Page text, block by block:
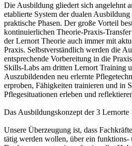
Die Ausbildung gliedert sich angelehnt
etablierte System der dualen
praktische Phasen. Der große Vorteil
kontinuierlichen Theorie-Praxis-
der Lernort Theorie auch immer mit
Praxis. Selbstverständlich werden die
entsprechende Vorbereitung in die
Skills-Labs am dritten Lernort Training
Auszubildenden neu erlernte
erproben, Fähigkeiten trainieren und in
Pflegesituationen erleben und
Das Ausbildungskonzept der 3 Lernorte
Unsere Überzeugung ist, dass
tätig werden wollen, über ein funktions-